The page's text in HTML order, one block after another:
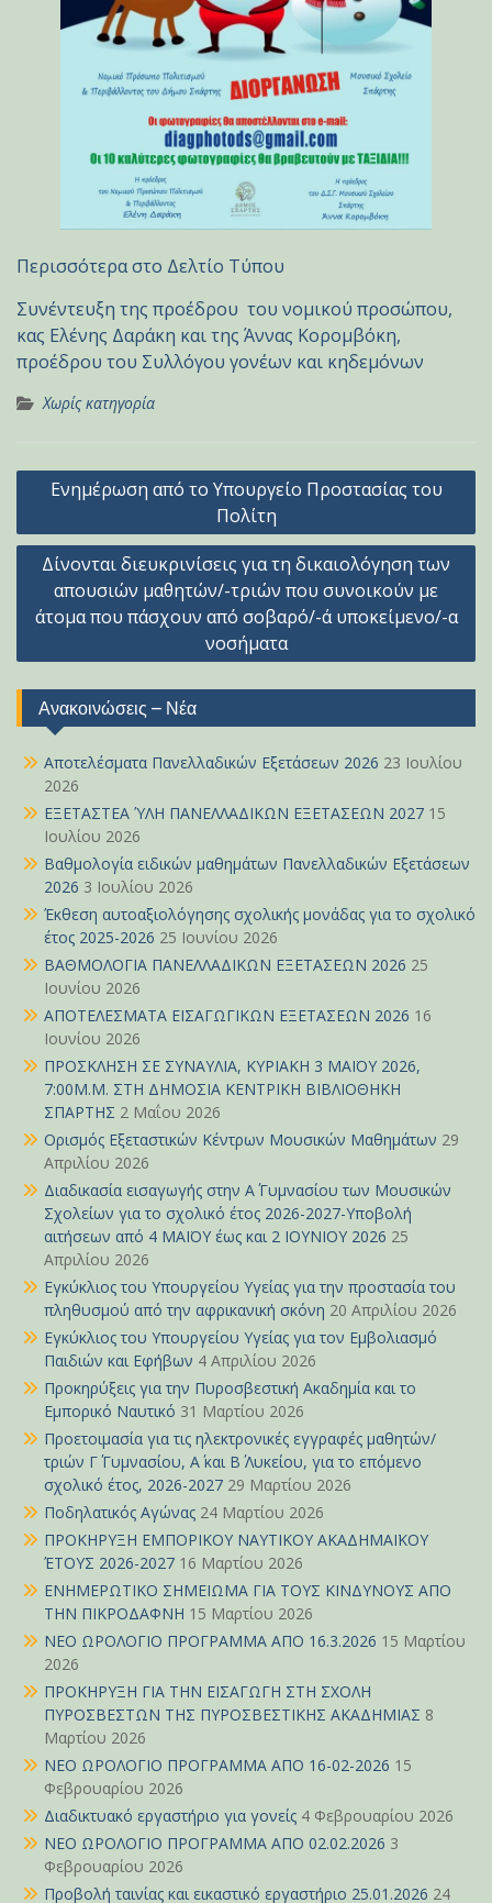
Περισσότερα στο Δελτίο Τύπου
Συνέντευξη της προέδρου του νομικού προσώπου,
κας Ελένης Δαράκη και της Άννας Κορομβόκη,
προέδρου του Συλλόγου γονέων και κηδεμόνων
Χωρίς κατηγορία
Πλοήγηση
άρθρων
Ενημέρωση από το Υπουργείο Προστασίας του
Πολίτη
Δίνονται διευκρινίσεις για τη δικαιολόγηση των
απουσιών μαθητών/-τριών που συνοικούν με
άτομα που πάσχουν από σοβαρό/-ά υποκείμενο/-α
νοσήματα
Ανακοινώσεις – Νέα
Αποτελέσματα Πανελλαδικών Εξετάσεων 2026 23 Ιουλίου
2026
ΕΞΕΤΑΣΤΕΑ ΎΛΗ ΠΑΝΕΛΛΑΔΙΚΩΝ ΕΞΕΤΑΣΕΩΝ 2027 15
Ιουλίου 2026
Βαθμολογία ειδικών μαθημάτων Πανελλαδικών Εξετάσεων
2026 3 Ιουλίου 2026
Έκθεση αυτοαξιολόγησης σχολικής μονάδας για το σχολικό
έτος 2025-2026 25 Ιουνίου 2026
ΒΑΘΜΟΛΟΓΙΑ ΠΑΝΕΛΛΑΔΙΚΩΝ ΕΞΕΤΑΣΕΩΝ 2026 25
Ιουνίου 2026
ΑΠΟΤΕΛΕΣΜΑΤΑ ΕΙΣΑΓΩΓΙΚΩΝ ΕΞΕΤΑΣΕΩΝ 2026 16
Ιουνίου 2026
ΠΡΟΣΚΛΗΣΗ ΣΕ ΣΥΝΑΥΛΙΑ, ΚΥΡΙΑΚΗ 3 ΜΑΪΟΥ 2026,
7:00Μ.Μ. ΣΤΗ ΔΗΜΟΣΙΑ ΚΕΝΤΡΙΚΗ ΒΙΒΛΙΟΘΗΚΗ
ΣΠΑΡΤΗΣ 2 Μαΐου 2026
Ορισμός Εξεταστικών Κέντρων Μουσικών Μαθημάτων 29
Απριλίου 2026
Διαδικασία εισαγωγής στην Α΄ Γυμνασίου των Μουσικών
Σχολείων για το σχολικό έτος 2026-2027-Υποβολή
αιτήσεων από 4 ΜΑΪΟΥ έως και 2 ΙΟΥΝΙΟΥ 2026 25
Απριλίου 2026
Εγκύκλιος του Υπουργείου Υγείας για την προστασία του
πληθυσμού από την αφρικανική σκόνη 20 Απριλίου 2026
Εγκύκλιος του Υπουργείου Υγείας για τον Εμβολιασμό
Παιδιών και Εφήβων 4 Απριλίου 2026
Προκηρύξεις για την Πυροσβεστική Ακαδημία και το
Εμπορικό Ναυτικό 31 Μαρτίου 2026
Προετοιμασία για τις ηλεκτρονικές εγγραφές μαθητών/
τριών Γ΄ Γυμνασίου, Α΄ και Β΄ Λυκείου, για το επόμενο
σχολικό έτος, 2026-2027 29 Μαρτίου 2026
Ποδηλατικός Αγώνας 24 Μαρτίου 2026
ΠΡΟΚΗΡΥΞΗ ΕΜΠΟΡΙΚΟΥ ΝΑΥΤΙΚΟΥ ΑΚΑΔΗΜΑΪΚΟΥ
ΈΤΟΥΣ 2026-2027 16 Μαρτίου 2026
ΕΝΗΜΕΡΩΤΙΚΟ ΣΗΜΕΙΩΜΑ ΓΙΑ ΤΟΥΣ ΚΙΝΔΥΝΟΥΣ ΑΠΟ
ΤΗΝ ΠΙΚΡΟΔΑΦΝΗ 15 Μαρτίου 2026
ΝΕΟ ΩΡΟΛΟΓΙΟ ΠΡΟΓΡΑΜΜΑ ΑΠΟ 16.3.2026 15 Μαρτίου
2026
ΠΡΟΚΗΡΥΞΗ ΓΙΑ ΤΗΝ ΕΙΣΑΓΩΓΗ ΣΤΗ ΣΧΟΛΗ
ΠΥΡΟΣΒΕΣΤΩΝ ΤΗΣ ΠΥΡΟΣΒΕΣΤΙΚΗΣ ΑΚΑΔΗΜΙΑΣ 8
Μαρτίου 2026
ΝΕΟ ΩΡΟΛΟΓΙΟ ΠΡΟΓΡΑΜΜΑ ΑΠΟ 16-02-2026 15
Φεβρουαρίου 2026
Διαδικτυακό εργαστήριο για γονείς 4 Φεβρουαρίου 2026
ΝΕΟ ΩΡΟΛΟΓΙΟ ΠΡΟΓΡΑΜΜΑ ΑΠΟ 02.02.2026 3
Φεβρουαρίου 2026
Προβολή ταινίας και εικαστικό εργαστήριο 25.01.2026 24